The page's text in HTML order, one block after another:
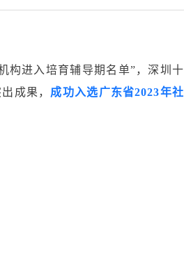
构进入培育辅导期名单”，深圳十
成果， 成功入选广东省2023年社